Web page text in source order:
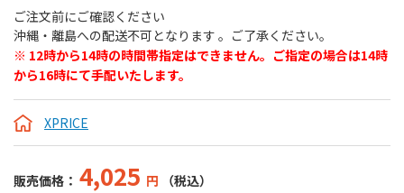
ご注文前にご確認ください
沖縄・離島への配送不可となります 。ご了承ください。
※ 12時から14時の時間帯指定はできません。ご指定の場合は14時
から16時にて手配いたします。
XPRICE
販売価格： 4,025 円
（税込）